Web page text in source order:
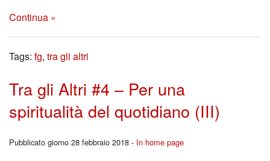
Continua »
Tags: fg, tra gli altri
Tra gli Altri #4 – Per una
spiritualità del quotidiano (III)
Pubblicato giorno 28 febbraio 2018 - In home page